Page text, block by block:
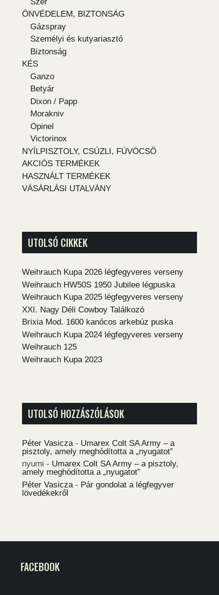
ÖNVÉDELEM, BIZTONSÁG
Gázspray
Személyi és kutyariasztó
Biztonság
KÉS
Ganzo
Betyár
Dixon / Papp
Morakniv
Opinel
Victorinox
NYÍLPISZTOLY, CSÚZLI, FÚVÓCSŐ
AKCIÓS TERMÉKEK
HASZNÁLT TERMÉKEK
VÁSÁRLÁSI UTALVÁNY
UTOLSÓ CIKKEK
Weihrauch Kupa 2026 légfegyveres verseny
Weihrauch HW50S 1950 Jubilee légpuska
Weihrauch Kupa 2025 légfegyveres verseny
XXI. Nagy Déli Cowboy Találkozó
Brixia Mod. 1600 kanócos arkebúz puska
Weihrauch Kupa 2024 légfegyveres verseny
Weihrauch 125
Weihrauch Kupa 2023
UTOLSÓ HOZZÁSZÓLÁSOK
Péter Vasicza - Umarex Colt SA Army – a
pisztoly, amely meghódította a „nyugatot”
nyumi - Umarex Colt SA Army – a pisztoly,
amely meghódította a „nyugatot”
Péter Vasicza - Pár gondolat a légfegyver
lövedékekről
FACEBOOK